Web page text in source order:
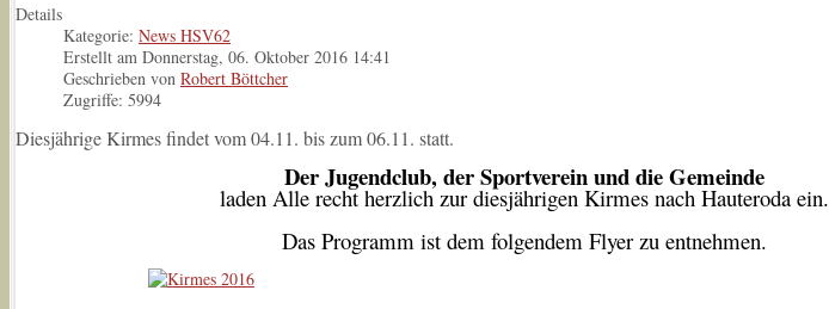
Details
Kategorie: News HSV62
Erstellt am Donnerstag, 06. Oktober 2016 14:41
Geschrieben von Robert Böttcher
Zugriffe: 5994
Diesjährige Kirmes findet vom 04.11. bis zum 06.11. statt.
Der Jugendclub, der Sportverein und die Gemeinde
laden Alle recht herzlich zur diesjährigen Kirmes nach Hauteroda ein.
Das Programm ist dem folgendem Flyer zu entnehmen.